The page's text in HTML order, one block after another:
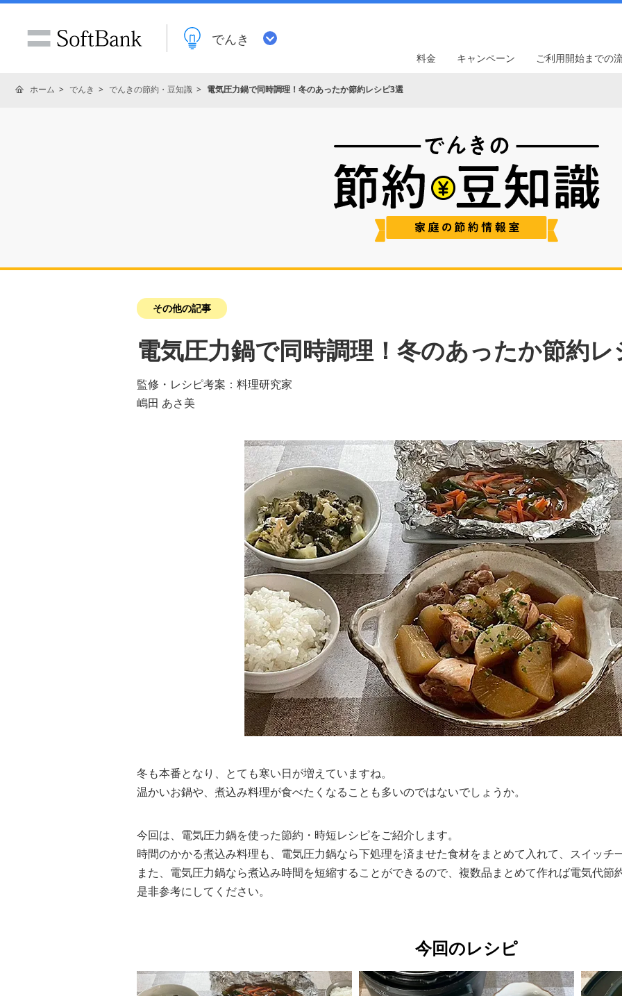
でんき
料金 キャンペーン ご利用開始までの
ホーム でんき でんきの節約・豆知識 電気圧力鍋で同時調理！冬のあったか節約レシピ3選
その他の記事
電気圧力鍋で同時調理！冬のあったか節約
監修・レシピ考案：料理研究家
嶋田 あさ美
冬も本番となり、とても寒い日が増えていますね。
温かいお鍋や、煮込み料理が食べたくなることも多いのではないでしょうか。
今回は、電気圧力鍋を使った節約・時短レシピをご紹介します。
時間のかかる煮込み料理も、電気圧力鍋なら下処理を済ませた食材をまとめて入れて、スイッチ
また、電気圧力鍋なら煮込み時間を短縮することができるので、複数品まとめて作れば電気代節
是非参考にしてください。
今回のレシピ